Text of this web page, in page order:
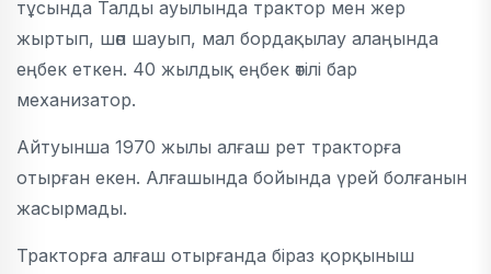
тұсында Талды ауылында трактор мен жер
жыртып, шөп шауып, мал бордақылау алаңында
еңбек еткен. 40 жылдық еңбек өтілі бар
механизатор.
Айтуынша 1970 жылы алғаш рет тракторға
отырған екен. Алғашында бойында үрей болғанын
жасырмады.
Тракторға алғаш отырғанда біраз қорқыныш